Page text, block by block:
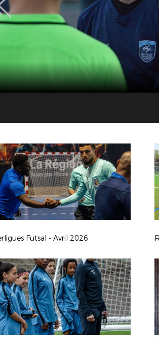
Futsal - Avril 2026